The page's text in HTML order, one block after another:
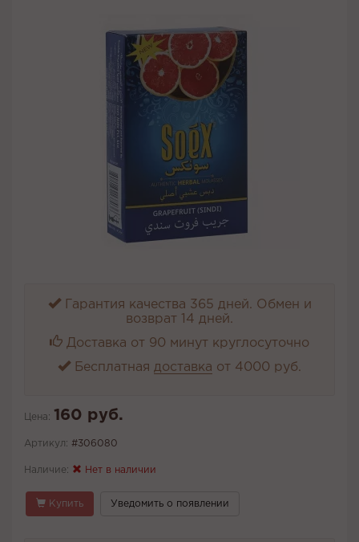
Гарантия качества 365 дней. Обмен и
возврат 14 дней.
Доставка от 90 минут круглосуточно
Бесплатная доставка от 4000 руб.
Цена: 160 руб.
Артикул: #306080
Наличие: Нет в наличии
Купить Уведомить о появлении